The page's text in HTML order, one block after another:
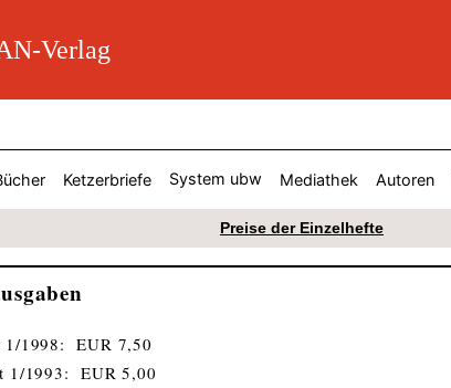
Verlag
Ketzerbriefe System ubw Mediathek Autoren
Preise der Einzelhefte
1/1998: EUR 7,50
1/1993: EUR 5,00